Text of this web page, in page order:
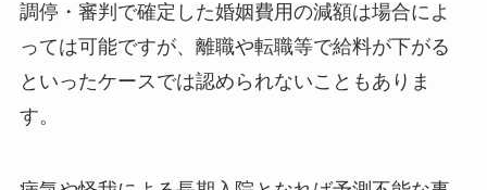
調停・審判で確定した婚姻費用の減額は場合によ
っては可能ですが、離職や転職等で給料が下がる
といったケースでは認められないこともありま
す。